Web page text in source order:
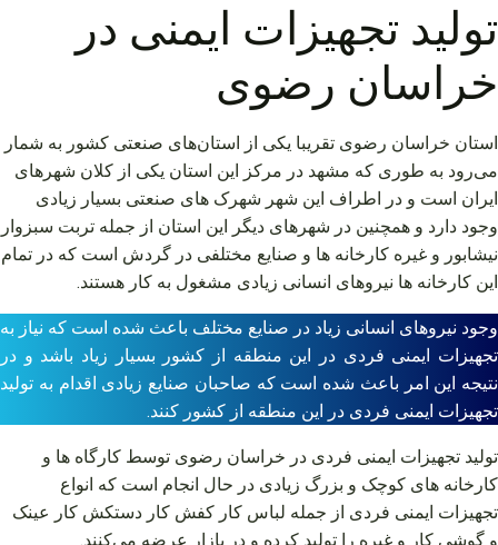
تولید تجهیزات ایمنی در
خراسان رضوی
استان خراسان رضوی تقریبا یکی از استان‌های صنعتی کشور به شمار
می‌رود به طوری که مشهد در مرکز این استان یکی از کلان شهرهای
ایران است و در اطراف این شهر شهرک های صنعتی بسیار زیادی
وجود دارد و همچنین در شهرهای دیگر این استان از جمله تربت سبزوار
نیشابور و غیره کارخانه ها و صنایع مختلفی در گردش است که در تمام
این کارخانه ها نیروهای انسانی زیادی مشغول به کار هستند.
وجود نیروهای انسانی زیاد در صنایع مختلف باعث شده است که نیاز به
تجهیزات ایمنی فردی در این منطقه از کشور بسیار زیاد باشد و در
نتیجه این امر باعث شده است که صاحبان صنایع زیادی اقدام به تولید
تجهیزات ایمنی فردی در این منطقه از کشور کنند.
تولید تجهیزات ایمنی فردی در خراسان رضوی توسط کارگاه ها و
کارخانه های کوچک و بزرگ زیادی در حال انجام است که انواع
تجهیزات ایمنی فردی از جمله لباس کار کفش کار دستکش کار عینک
و گوشی کار و غیره را تولید کرده و در بازار عرضه می‌کنند.